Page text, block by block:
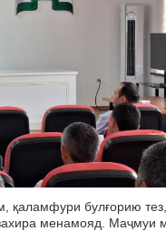
қаламфури булғорию
менамояд.